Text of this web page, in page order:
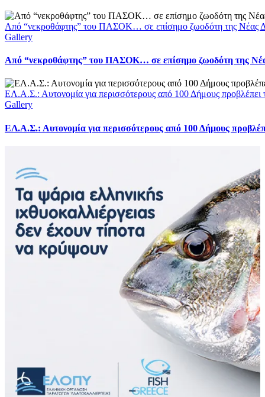
Από “νεκροθάφτης” του ΠΑΣΟΚ… σε επίσημο ζωοδότη της Νέας
Gallery
Από “νεκροθάφτης” του ΠΑΣΟΚ… σε επίσημο ζωοδότη της
ΕΛ.Α.Σ.: Αυτονομία για περισσότερους από 100 Δήμους
Gallery
ΕΛ.Α.Σ.: Αυτονομία για περισσότερους από 100 Δήμους